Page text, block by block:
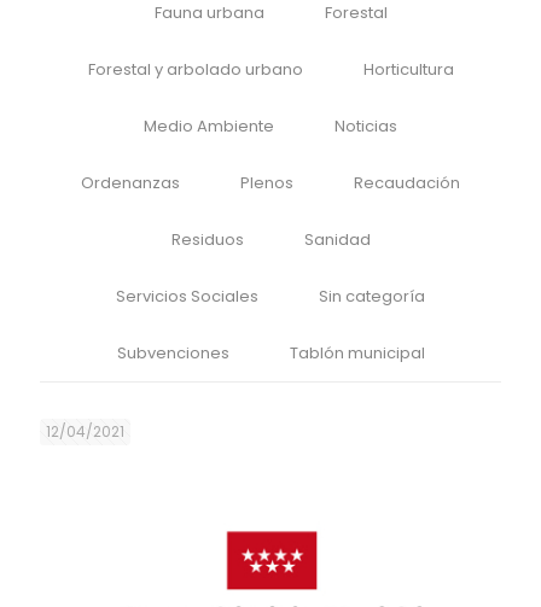
Fauna urbana Forestal
Forestal y arbolado urbano Horticultura
Medio Ambiente Noticias
Ordenanzas Plenos Recaudación
Residuos Sanidad
Servicios Sociales Sin categoría
Subvenciones Tablón municipal
12/04/2021